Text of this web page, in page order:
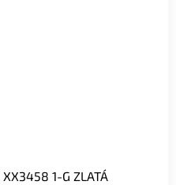
XX3458 1-G ZLATÁ